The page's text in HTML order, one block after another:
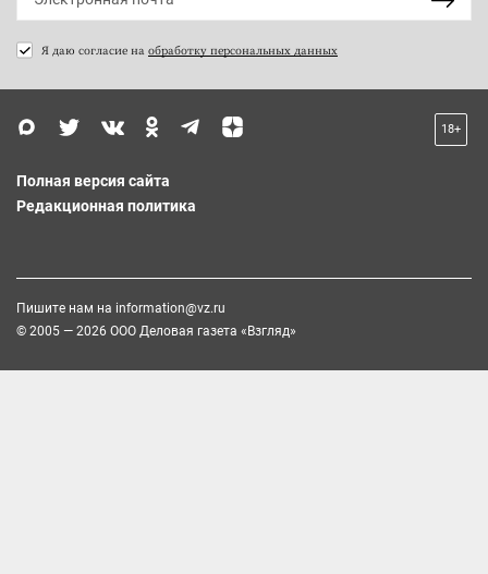
Я даю согласие на обработку персональных данных
18+
Полная версия сайта
Редакционная политика
Пишите нам на information@vz.ru
© 2005 — 2026 ООО Деловая газета «Взгляд»